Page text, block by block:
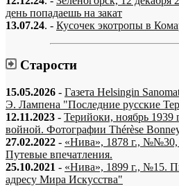
день попадаешь на закат
13.07.24. - Кусочек экотропы в
Старости
15.05.2026 - Газета Helsingin
Э. Лампена "Последние русские
12.11.2023 - Терийоки, ноябрь 1939
войной. Фотографии Thérèse
27.02.2022 - «Нива», 1878 г., №№30,
Путевые впечатления.
25.10.2021 - «Нива», 1899 г., №15.
адресу Мира Искусства"